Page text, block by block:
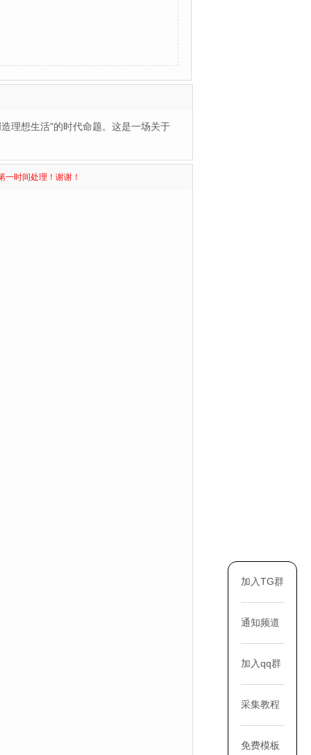
理想生活"的时代命题。这是一场关于
时间处理！谢谢！
加入TG群
通知频道
加入qq群
采集教程
免费模板